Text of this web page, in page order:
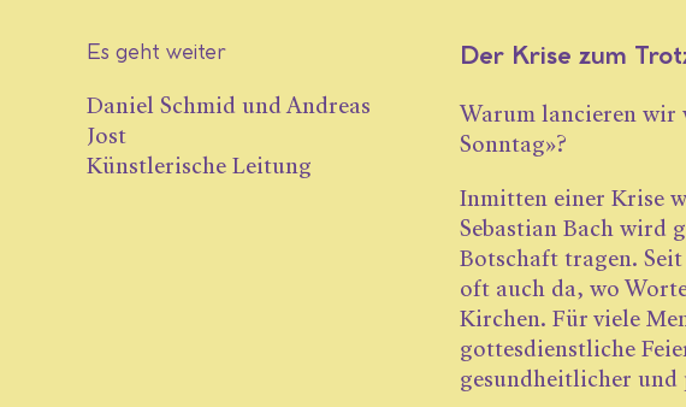
Es geht weiter
Daniel Schmid und Andreas
Jost
Künstlerische Leitung
Der Krise zum
Warum lancieren wir
Sonntag»?
Inmitten einer Krise
Sebastian Bach wird
Botschaft tragen.
oft auch da, wo
Kirchen. Für viele
gottesdienstliche
gesundheit­licher und